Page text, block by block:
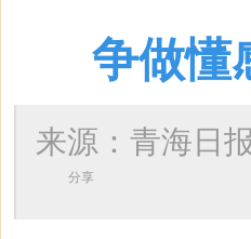
争做懂
来源：青海
分享